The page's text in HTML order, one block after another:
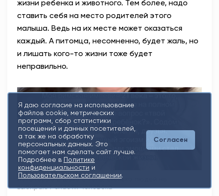
жизни ребенка и животного. Тем более, надо
ставить себя на место родителей этого
малыша. Ведь на их месте может оказаться
каждый. А питомца, несомненно, будет жаль, но
и лишать кого-то жизни тоже будет
неправильно.
Некоторые в шоке с того, сколько людей не
выбирают спасти человека
Я даю согласие на использование
файлов cookie, метрических
программ, сбор статистики
посещений и данных посетителей,
а так же на обработку
персональных данных. Это
помогает нам сделать сайт лучше.
Подробнее в Политике
конфиденциальности и
Пользовательском соглашении.
Согласен